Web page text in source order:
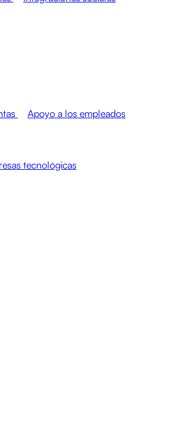
Apoyo a los empleados
tecnológicas